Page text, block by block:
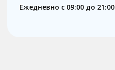
Ежедневно с 09:00 до 21:00